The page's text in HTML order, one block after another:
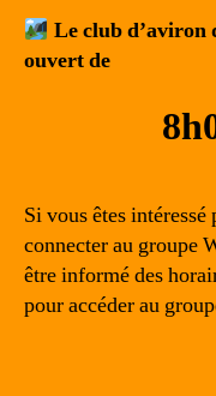
Le club d’aviron
ouvert de
Si vous êtes
connecter au groupe
être informé des
pour accéder au